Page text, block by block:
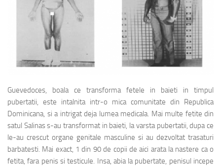
Guevedoces, boala ce transforma fetele in baieti in timpul
pubertatii, este intalnita intr-o mica comunitate din Republica
Dominicana, si a intrigat deja lumea medicala. Mai multe fetite din
satul Salinas s-au transformat in baieti, la varsta pubertatii, dupa ce
le-au crescut organe genitale masculine si au dezvoltat trasaturi
barbatesti. Mai exact, 1 din 90 de copii de aici arata la nastere ca o
fetita, fara penis si testicule. Insa, abia la pubertate, penisul incepe